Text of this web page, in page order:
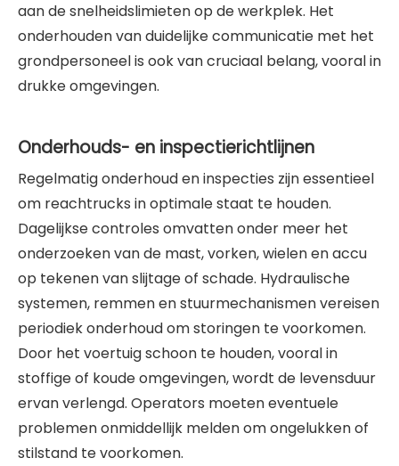
aan de snelheidslimieten op de werkplek. Het
onderhouden van duidelijke communicatie met het
grondpersoneel is ook van cruciaal belang, vooral in
drukke omgevingen.
Onderhouds- en inspectierichtlijnen
Regelmatig onderhoud en inspecties zijn essentieel
om reachtrucks in optimale staat te houden.
Dagelijkse controles omvatten onder meer het
onderzoeken van de mast, vorken, wielen en accu
op tekenen van slijtage of schade. Hydraulische
systemen, remmen en stuurmechanismen vereisen
periodiek onderhoud om storingen te voorkomen.
Door het voertuig schoon te houden, vooral in
stoffige of koude omgevingen, wordt de levensduur
ervan verlengd. Operators moeten eventuele
problemen onmiddellijk melden om ongelukken of
stilstand te voorkomen.